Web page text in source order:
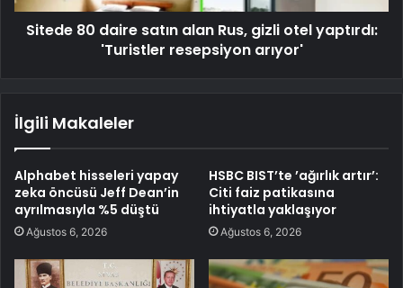
Sitede 80 daire satın alan Rus, gizli otel yaptırdı:
'Turistler resepsiyon arıyor'
İlgili Makaleler
Alphabet hisseleri yapay
zeka öncüsü Jeff Dean’in
ayrılmasıyla %5 düştü
Ağustos 6, 2026
HSBC BIST’te ’ağırlık artır’:
Citi faiz patikasına
ihtiyatla yaklaşıyor
Ağustos 6, 2026